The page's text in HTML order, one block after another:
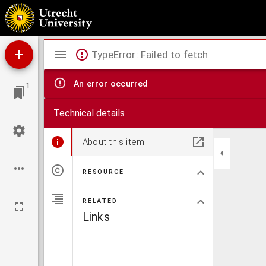
[Kaart van het noordelijk deel van Overflakkee, met daarin Middelharnis en
1
Mirador
viewer
TypeError: Failed to fetch
An error occurred
Technical details
About this item
RESOURCE
RELATED
Links